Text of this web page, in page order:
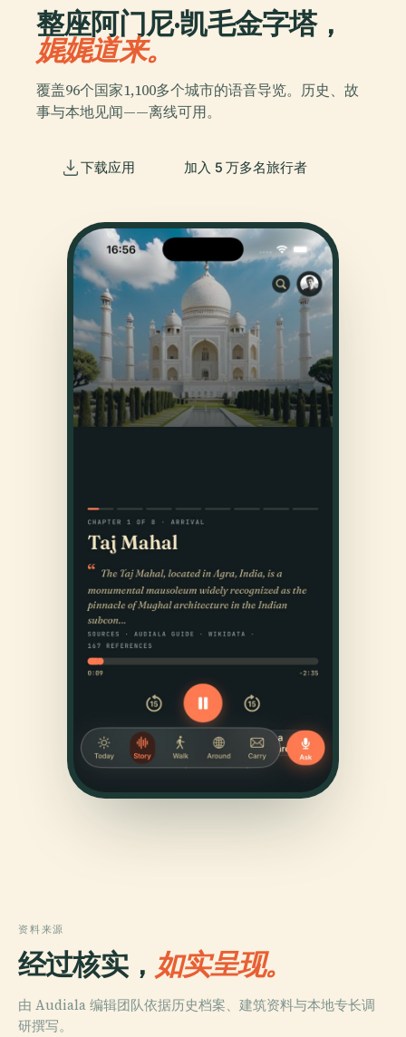
整座阿门尼·凯毛金字塔，
娓娓道来。
覆盖96个国家1,100多个城市的语音导览。历史、故
事与本地见闻——离线可用。
下载应用 加入 5 万多名旅行者
资料来源
经过核实， 如实呈现。
由 Audiala 编辑团队依据历史档案、建筑资料与本地专长调
研撰写。